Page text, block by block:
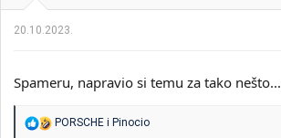
:
20.10.2023.
Spameru, napravio si temu za tako nešto...
R
PORSCHE i Pinocio